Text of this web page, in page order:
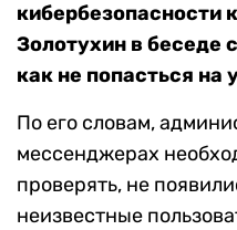
кибербезопасности
Золотухин в беседе
как не попасться на
По его словам,
мессенджерах
проверять, не
неизвестные